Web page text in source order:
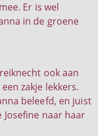
Er is wel
in de groene
ook aan
zakje lekkers.
beleefd, en juist
naar haar